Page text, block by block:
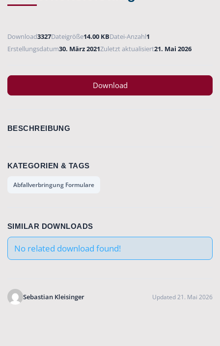
Download3327Dateigröße14.00 KBDatei-Anzahl1
Erstellungsdatum30. März 2021Zuletzt aktualisiert21. Mai 2026
Download
BESCHREIBUNG
KATEGORIEN & TAGS
Abfallverbringung Formulare
SIMILAR DOWNLOADS
No related download found!
Sebastian Kleisinger Updated 21. Mai 2026